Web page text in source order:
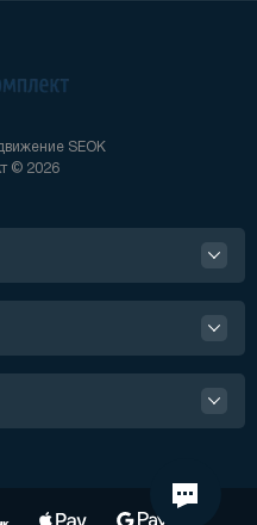
SEOK
© 2026